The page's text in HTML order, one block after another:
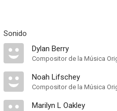
Sonido
Dylan Berry
Compositor de la Música
Noah Lifschey
Compositor de la Música
Marilyn L Oakley